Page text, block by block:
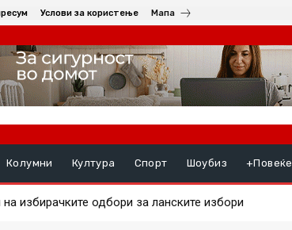
Услови за користење Мапа
Колумни Култура Спорт Шоубиз +Повеќе
избирачките одбори за ланските избори